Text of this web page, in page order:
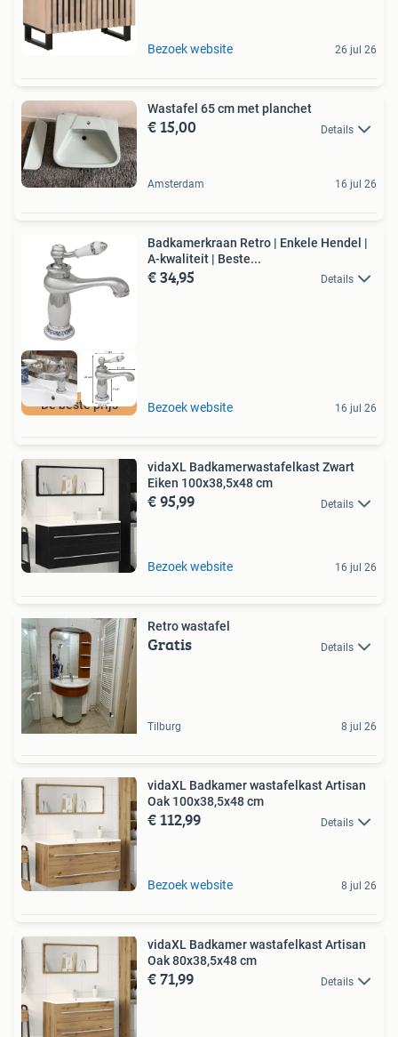
Bezoek website 26 jul 26
Wastafel 65 cm met planchet
€ 15,00 Details
Amsterdam 16 jul 26
De beste prijs
Badkamerkraan Retro | Enkele Hendel |
A-kwaliteit | Beste...
€ 34,95 Details
Bezoek website 16 jul 26
vidaXL Badkamerwastafelkast Zwart
Eiken 100x38,5x48 cm
€ 95,99 Details
Bezoek website 16 jul 26
Retro wastafel
Gratis Details
Tilburg 8 jul 26
vidaXL Badkamer wastafelkast Artisan
Oak 100x38,5x48 cm
€ 112,99 Details
Bezoek website 8 jul 26
vidaXL Badkamer wastafelkast Artisan
Oak 80x38,5x48 cm
€ 71,99 Details